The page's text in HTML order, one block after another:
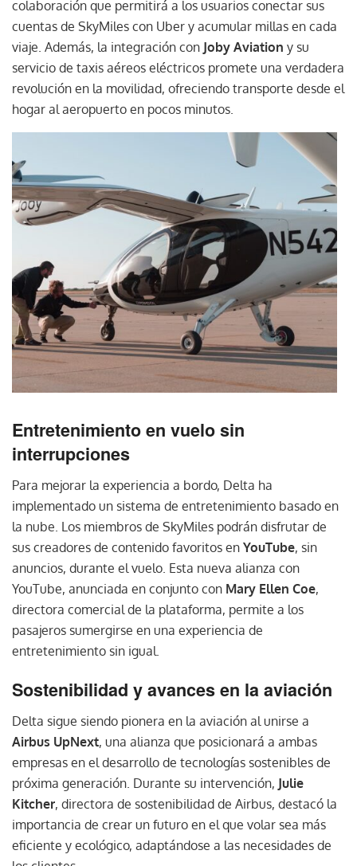
colaboración que permitirá a los usuarios conectar sus
cuentas de SkyMiles con Uber y acumular millas en cada
viaje. Además, la integración con Joby Aviation y su
servicio de taxis aéreos eléctricos promete una verdadera
revolución en la movilidad, ofreciendo transporte desde el
hogar al aeropuerto en pocos minutos.
Entretenimiento en vuelo sin
interrupciones
Para mejorar la experiencia a bordo, Delta ha
implementado un sistema de entretenimiento basado en
la nube. Los miembros de SkyMiles podrán disfrutar de
sus creadores de contenido favoritos en YouTube, sin
anuncios, durante el vuelo. Esta nueva alianza con
YouTube, anunciada en conjunto con Mary Ellen Coe,
directora comercial de la plataforma, permite a los
pasajeros sumergirse en una experiencia de
entretenimiento sin igual.
Sostenibilidad y avances en la aviación
Delta sigue siendo pionera en la aviación al unirse a
Airbus UpNext, una alianza que posicionará a ambas
empresas en el desarrollo de tecnologías sostenibles de
próxima generación. Durante su intervención, Julie
Kitcher, directora de sostenibilidad de Airbus, destacó la
importancia de crear un futuro en el que volar sea más
eficiente y ecológico, adaptándose a las necesidades de